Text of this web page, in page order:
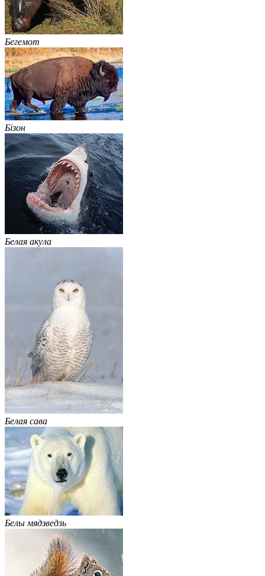
Бегемот
Бізон
Белая акула
Белая сава
Белы мядзведзь